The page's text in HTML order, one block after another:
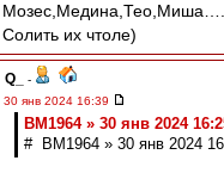
Мозес,Медина,Тео,Миша….
Солить их чтоле)
Q_
-
30 янв 2024 16:39
BM1964 » 30 янв 2024
# BM1964 » 30 янв 2024